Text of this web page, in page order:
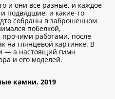
и они все разные, и каждое
подвядшие, и какие-то
собраны в заброшенном
побелкой,
работами, после
на глянцевой картинке. В
— а настоящий гимн
и его моделей.
камни. 2019